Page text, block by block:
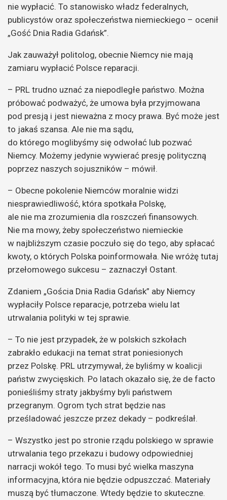
nie wypłacić. To stanowisko władz federalnych,
publicystów oraz społeczeństwa niemieckiego – ocenił
„Gość Dnia Radia Gdańsk”.
Jak zauważył politolog, obecnie Niemcy nie mają
zamiaru wypłacić Polsce reparacji.
– PRL trudno uznać za niepodległe państwo. Można
próbować podważyć, że umowa była przyjmowana
pod presją i jest nieważna z mocy prawa. Być może jest
to jakaś szansa. Ale nie ma sądu,
do którego moglibyśmy się odwołać lub pozwać
Niemcy. Możemy jedynie wywierać presję polityczną
poprzez naszych sojuszników – mówił.
– Obecne pokolenie Niemców moralnie widzi
niesprawiedliwość, która spotkała Polskę,
ale nie ma zrozumienia dla roszczeń finansowych.
Nie ma mowy, żeby społeczeństwo niemieckie
w najbliższym czasie poczuło się do tego, aby spłacać
kwoty, o których Polska poinformowała. Nie wróżę tutaj
przełomowego sukcesu – zaznaczył Ostant.
Zdaniem „Gościa Dnia Radia Gdańsk” aby Niemcy
wypłaciły Polsce reparacje, potrzeba wielu lat
utrwalania polityki w tej sprawie.
– To nie jest przypadek, że w polskich szkołach
zabrakło edukacji na temat strat poniesionych
przez Polskę. PRL utrzymywał, że byliśmy w koalicji
państw zwycięskich. Po latach okazało się, że de facto
ponieśliśmy straty jakbyśmy byli państwem
przegranym. Ogrom tych strat będzie nas
prześladować jeszcze przez dekady – podkreślał.
– Wszystko jest po stronie rządu polskiego w sprawie
utrwalania tego przekazu i budowy odpowiedniej
narracji wokół tego. To musi być wielka maszyna
informacyjna, która nie będzie odpuszczać. Materiały
muszą być tłumaczone. Wtedy będzie to skuteczne.